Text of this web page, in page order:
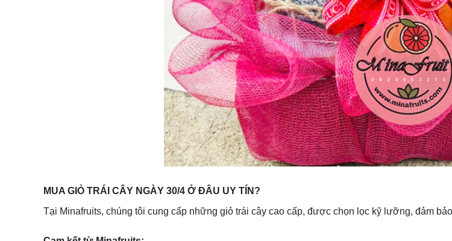
MUA GIỎ TRÁI CÂY NGÀY 30/4 Ở ĐÂU UY TÍN?
Tại Minafruits, chúng tôi cung cấp những giỏ trái cây cao cấp, được chọn lọc kỹ lưỡng, đảm